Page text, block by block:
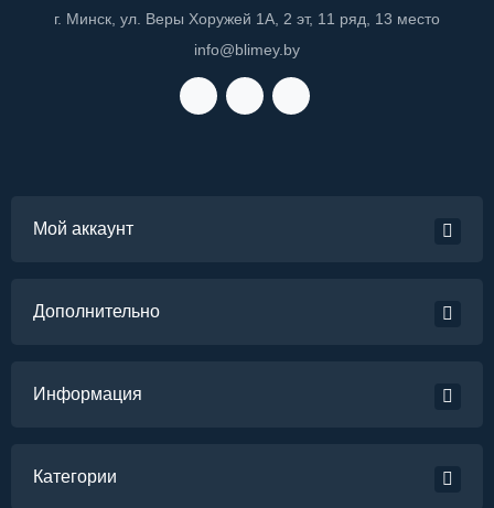
г. Минск, ул. Веры Хоружей 1А, 2 эт, 11 ряд, 13 место
info@blimey.by
Мой аккаунт
Дополнительно
Информация
Категории